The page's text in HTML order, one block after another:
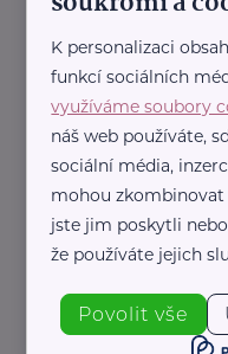
Krkonošská 153
Moderátorka
autorka
Napsala dvě stě
+420 724 396
Diakonie
evangelické
K personalizaci
funkcí sociálních
využíváme soubory
náš web používáte,
sociální média,
mohou
jste jim poskytli
že používáte jejich
Povolit vše